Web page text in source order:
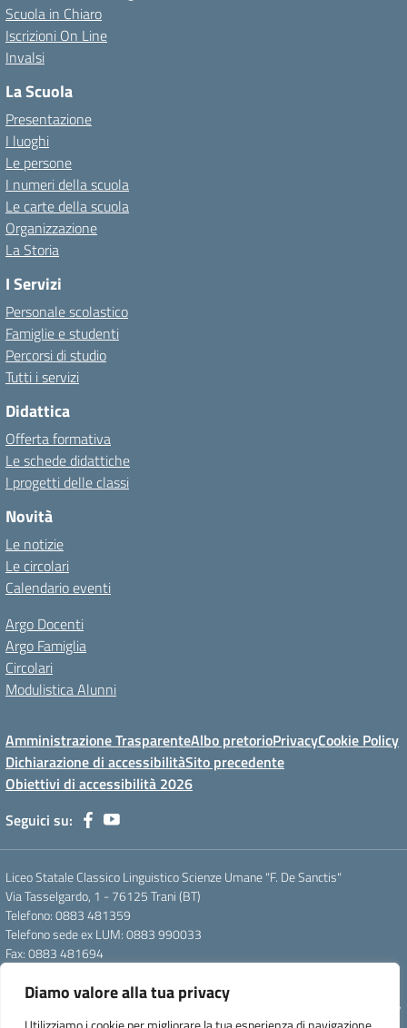
Diamo valore alla tua privacy
Scuola in Chiaro
Iscrizioni On Line
Invalsi
La Scuola
Presentazione
I luoghi
Le persone
I numeri della scuola
Le carte della scuola
Organizzazione
La Storia
I Servizi
Personale scolastico
Famiglie e studenti
Percorsi di studio
Tutti i servizi
Didattica
Offerta formativa
Le schede didattiche
I progetti delle classi
Novità
Le notizie
Le circolari
Calendario eventi
Argo Docenti
Argo Famiglia
Circolari
Modulistica Alunni
Amministrazione TrasparenteAlbo pretorioPrivacyCookie Policy
Dichiarazione di accessibilitàSito precedente
Obiettivi di accessibilità 2026
Seguici su:
Liceo Statale Classico Linguistico Scienze Umane "F. De Sanctis"
Via Tasselgardo, 1 - 76125 Trani (BT)
Telefono: 0883 481359
Telefono sede ex LUM: 0883 990033
Fax: 0883 481694
Pec: btpc210007@pec.istruzione.it
Codice Meccanografico: istsc_btpc210007 - Codice Fiscale: 92058830727